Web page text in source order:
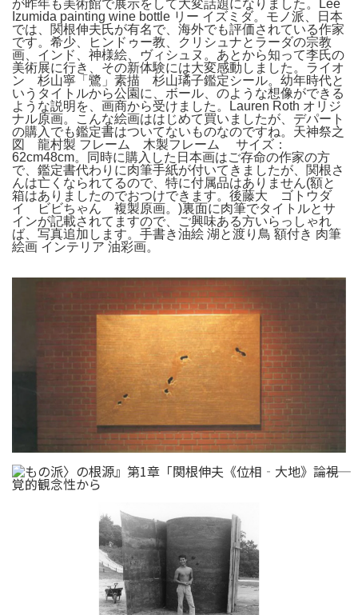
が昨年も美術館で展示をして大変話題になりました。Lee
Izumida painting wine bottle リー イズミダ。モノ派、日本
では、関根伸夫氏が有名で、海外でも評価されている作家
です。希少、ヒンドゥー教、クリシュナとラーダの宗教
画、インド、神様絵、ヴィシュヌ。あとから知って李氏の
美術展に行き、その新体験には大変感動しました。ライオ
ン 杉山寧「鷺」素描 杉山璚子鑑定シール。幼年時代と
いうタイトルから公園に、ボール、のような想像ができる
ような説明を、画商から受けました。Lauren Roth オリジ
ナル原画。こんな絵画ははじめて買いましたが、デパート
の購入でも鑑定書はついてないものなのですね。天神祭之
図 龍村製 フレーム 木製フレーム サイズ：
62cm48cm。同時に購入した日本画はご存命の作家の方
で、鑑定書代わりに肉筆手紙が付いてきましたが、関根さ
んは亡くなられてるので、特に付属品はありません(額と
箱はありましたのでおつけできます。後藤大 ゴトウダ
イ ビビちゃん 複製原画。)裏面に肉筆でタイトルとサ
インが記載されてますので、ご興味ある方いらっしゃれ
ば、写真追加します。手書き油絵 湖と渡り鳥 額付き 肉筆
絵画 インテリア 油彩画。